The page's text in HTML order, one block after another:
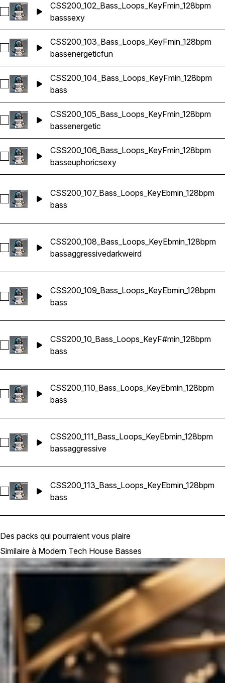
Sélectionnez CSS200_102_Bass_Loops_KeyFmin_128bpm
CSS200_102_Bass_Loops_KeyFmin_128bpm
basssexy
Sélectionnez CSS200_103_Bass_Loops_KeyFmin_128bpm
CSS200_103_Bass_Loops_KeyFmin_128bpm
bassenergeticfun
Sélectionnez CSS200_104_Bass_Loops_KeyFmin_128bpm
CSS200_104_Bass_Loops_KeyFmin_128bpm
bass
Sélectionnez CSS200_105_Bass_Loops_KeyFmin_128bpm
CSS200_105_Bass_Loops_KeyFmin_128bpm
bassenergetic
Sélectionnez CSS200_106_Bass_Loops_KeyFmin_128bpm
CSS200_106_Bass_Loops_KeyFmin_128bpm
basseuphoricsexy
Sélectionnez CSS200_107_Bass_Loops_KeyEbmin_128bpm
CSS200_107_Bass_Loops_KeyEbmin_128bpm
bass
Sélectionnez CSS200_108_Bass_Loops_KeyEbmin_128bpm
CSS200_108_Bass_Loops_KeyEbmin_128bpm
bassaggressivedarkweird
Sélectionnez CSS200_109_Bass_Loops_KeyEbmin_128bpm
CSS200_109_Bass_Loops_KeyEbmin_128bpm
bass
Sélectionnez CSS200_10_Bass_Loops_KeyF#min_128bpm
CSS200_10_Bass_Loops_KeyF#min_128bpm
bass
Sélectionnez CSS200_110_Bass_Loops_KeyEbmin_128bpm
CSS200_110_Bass_Loops_KeyEbmin_128bpm
bass
Sélectionnez CSS200_111_Bass_Loops_KeyEbmin_128bpm
CSS200_111_Bass_Loops_KeyEbmin_128bpm
bassaggressive
Sélectionnez CSS200_113_Bass_Loops_KeyEbmin_128bpm
CSS200_113_Bass_Loops_KeyEbmin_128bpm
bass
Des packs qui pourraient vous plaire
Similaire à Modern Tech House Basses